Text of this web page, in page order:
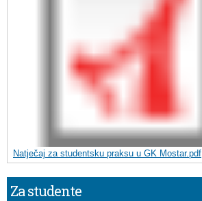
Natječaj za studentsku praksu u GK Mostar.pdf
Za studente